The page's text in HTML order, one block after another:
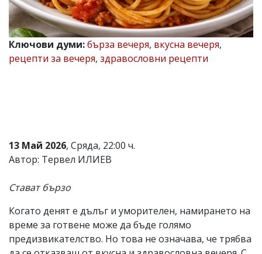
Главен
редактор:
Иван
Колев,
email:
от
читателите
и
не
носи
за
тях!
Ако
откриете
Ключови думи:бърза вечеря, вкусна вечеря,
рецепти за вечеря, здравословни рецепти
13 Май 2026, Сряда, 22:00 ч.
Автор: Тервел ИЛИЕВ
Стават бързо
Когато денят е дълъг и уморителен, намирането на
време за готвене може да бъде голямо
предизвикателство. Но това не означава, че трябва